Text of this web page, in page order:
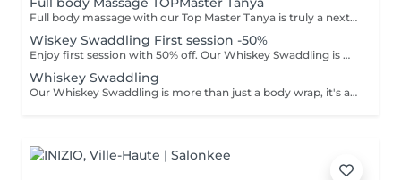
Full body massage with our Top Master Tanya is truly a next-level experience. With more than 10 years of professional experience, she has an exceptional understanding of the body and its individual needs. Tanya adapts her technique exactly to what your body requires, often sensing it even before you do. This type of massage is designed to release tension, improve circulation, and promote deep relaxation. The treatment typically focuses on the back, shoulders, arms, legs, and other key tension areas, using smooth, flowing, and soothing massage techniques. Result: a feeling of lightness, relaxation, and renewed body comfort. Recommended frequency: from once a week to once a month, depending on your personal needs and stress level.
Wiskey Swaddling First session -50%
Enjoy first session with 50% off. Our Whiskey Swaddling is more than just a body wrap, it's a full-body ritual designed to detox, tone, and deeply nourish your skin. We tailor the wrap to your needs using active-rich formulas, then wrap you in bandages, film, and warmth to boost results. The gentle contrast in temperature combined with potent actives works wonders and the results speak for themselves: Benefits: -Body detox & inch loss -Firmer, smoother skin -Improved tone & circulation
Whiskey Swaddling
Our Whiskey Swaddling is more than just a body wrap, it's a full-body ritual designed to detox, tone, and deeply nourish your skin. We tailor the wrap to your needs using active-rich formulas, then wrap you in bandages, film, and warmth to boost results. The gentle contrast in temperature combined with potent actives works wonders and the results speak for themselves: Benefits: -Body detox & inch loss -Firmer, smoother skin -Improved tone & circulation